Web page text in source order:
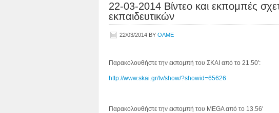
22-03-2014 Βίντεο και εκπομπές
εκπαιδευτικών
22/03/2014 BY ΟΛΜΕ
Παρακολουθήστε την εκπομπή του ΣΚΑΙ από το 21.50′:
http://www.skai.gr/tv/show/?showid=65626
Παρακολουθήστε την εκπομπή του MEGA από το 13.56′